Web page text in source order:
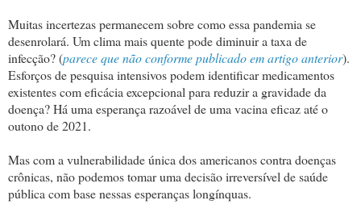
Muitas incertezas permanecem sobre como essa pandemia se
desenrolará. Um clima mais quente pode diminuir a taxa de
infecção? (parece que não conforme publicado em artigo anterior).
Esforços de pesquisa intensivos podem identificar medicamentos
existentes com eficácia excepcional para reduzir a gravidade da
doença? Há uma esperança razoável de uma vacina eficaz até o
outono de 2021.
Mas com a vulnerabilidade única dos americanos contra doenças
crônicas, não podemos tomar uma decisão irreversível de saúde
pública com base nessas esperanças longínquas.